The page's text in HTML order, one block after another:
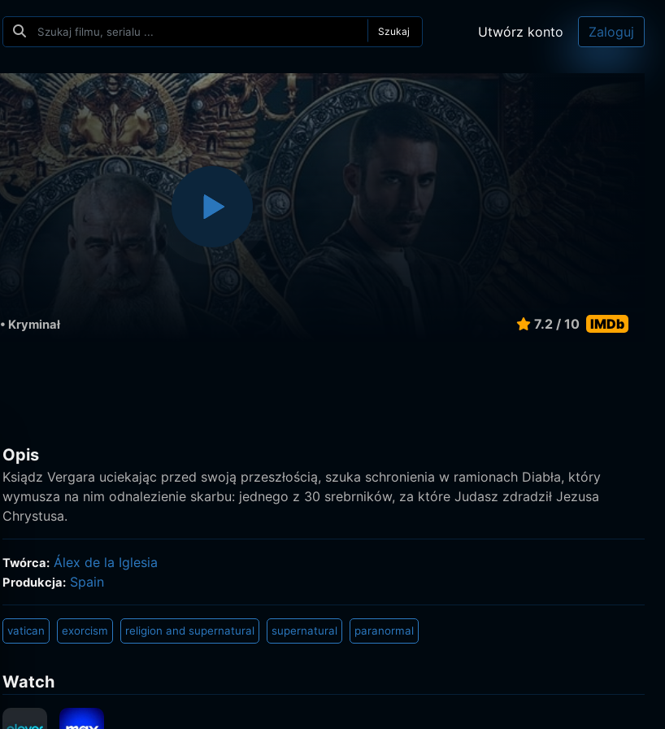
Szukaj Utwórz konto Zaloguj
• Kryminał 7.2 / 10 IMDb
Opis
Ksiądz Vergara uciekając przed swoją przeszłością, szuka schronienia w ramionach Diabła, który
wymusza na nim odnalezienie skarbu: jednego z 30 srebrników, za które Judasz zdradził Jezusa
Chrystusa.
Twórca: Álex de la Iglesia
Produkcja: Spain
vatican exorcism religion and supernatural supernatural paranormal
Watch